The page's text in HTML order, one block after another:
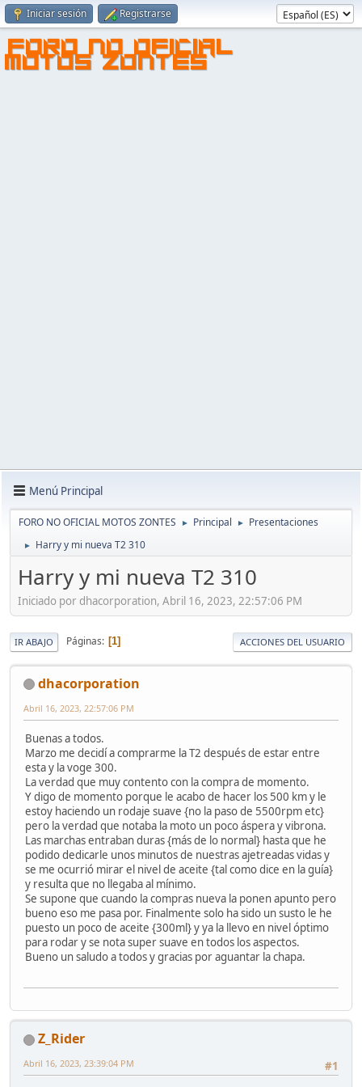
Iniciar sesión Registrarse
FORO NO OFICIAL
MOTOS ZONTES
Menú Principal
FORO NO OFICIAL MOTOS ZONTES ► Principal ► Presentaciones
► Harry y mi nueva T2 310
Harry y mi nueva T2 310
Iniciado por dhacorporation, Abril 16, 2023, 22:57:06 PM
IR ABAJO Páginas 1 ACCIONES DEL USUARIO
dhacorporation
Abril 16, 2023, 22:57:06 PM
Buenas a todos.
Marzo me decidí a comprarme la T2 después de estar entre
esta y la voge 300.
La verdad que muy contento con la compra de momento.
Y digo de momento porque le acabo de hacer los 500 km y le
estoy haciendo un rodaje suave {no la paso de 5500rpm etc}
pero la verdad que notaba la moto un poco áspera y vibrona.
Las marchas entraban duras {más de lo normal} hasta que he
podido dedicarle unos minutos de nuestras ajetreadas vidas y
se me ocurrió mirar el nivel de aceite {tal como dice en la guía}
y resulta que no llegaba al mínimo.
Se supone que cuando la compras nueva la ponen apunto pero
bueno eso me pasa por. Finalmente solo ha sido un susto le he
puesto un poco de aceite {300ml} y ya la llevo en nivel óptimo
para rodar y se nota super suave en todos los aspectos.
Bueno un saludo a todos y gracias por aguantar la chapa.
Z_Rider
#1
Abril 16, 2023, 23:39:04 PM